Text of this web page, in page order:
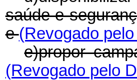
saúde e
e(Revogado
e)propor
(Revogado pelo